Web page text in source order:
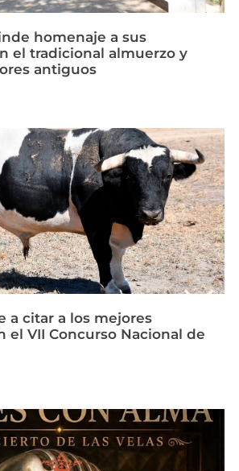
homenaje a sus
el tradicional almuerzo y
antiguos
a citar a los mejores
el VII Concurso Nacional de